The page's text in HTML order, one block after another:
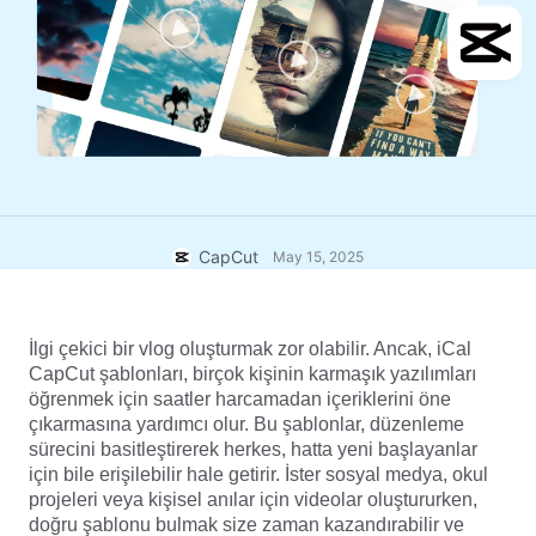
Metin ve Ses
Otomatik alt yazılar
Konuşma tanıma
Metin okuma
Sesi iyileştir
Gürültü azaltma
Resim
Pazarlama
Yaşam Tarzı ve Vlog'lar
Özel tasarım
Kaynaklar
Pazar Trendleri
En Popüler Seçimler
Şablon trendler ve ipuçları
Daha fazla
Sektör şablonları
Özet şablonları
Güven Merkezi
Yardım Merkezi
CapCut'ı aç
CapCut May 15, 2025
İlgi çekici bir vlog oluşturmak zor olabilir. Ancak, iCal
CapCut şablonları, birçok kişinin karmaşık yazılımları
öğrenmek için saatler harcamadan içeriklerini öne
çıkarmasına yardımcı olur. Bu şablonlar, düzenleme
sürecini basitleştirerek herkes, hatta yeni başlayanlar
için bile erişilebilir hale getirir. İster sosyal medya, okul
projeleri veya kişisel anılar için videolar oluştururken,
doğru şablonu bulmak size zaman kazandırabilir ve